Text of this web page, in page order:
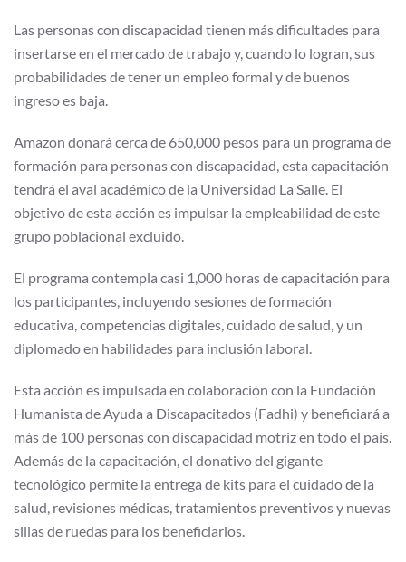
Las personas con discapacidad tienen más dificultades para
insertarse en el mercado de trabajo y, cuando lo logran, sus
probabilidades de tener un empleo formal y de buenos
ingreso es baja.
Amazon donará cerca de 650,000 pesos para un programa de
formación para personas con discapacidad, esta capacitación
tendrá el aval académico de la Universidad La Salle. El
objetivo de esta acción es impulsar la empleabilidad de este
grupo poblacional excluido.
El programa contempla casi 1,000 horas de capacitación para
los participantes, incluyendo sesiones de formación
educativa, competencias digitales, cuidado de salud, y un
diplomado en habilidades para inclusión laboral.
Esta acción es impulsada en colaboración con la Fundación
Humanista de Ayuda a Discapacitados (Fadhi) y beneficiará a
más de 100 personas con discapacidad motriz en todo el país.
Además de la capacitación, el donativo del gigante
tecnológico permite la entrega de kits para el cuidado de la
salud, revisiones médicas, tratamientos preventivos y nuevas
sillas de ruedas para los beneficiarios.